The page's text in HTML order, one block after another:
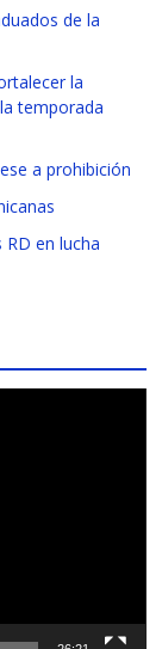
de la
la
temporada
a prohibición
en lucha